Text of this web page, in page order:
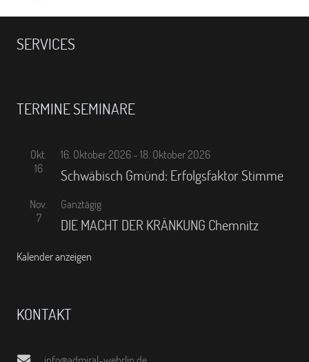
SERVICES
TERMINE SEMINARE
Okt.
16
16. Oktober 2026 - 18. Oktober 2026
Schwäbisch Gmünd: Erfolgsfaktor Stimme
Nov.
7
Ganztägig
DIE MACHT DER KRÄNKUNG Chemnitz
Kalender anzeigen
KONTAKT